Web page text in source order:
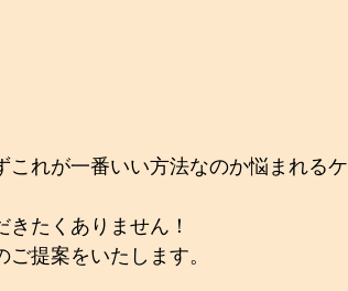
れが一番いい方法なのか悩まれるケ
たくありません！
提案をいたします。